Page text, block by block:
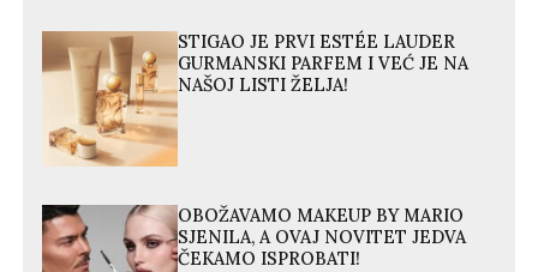
STIGAO JE PRVI ESTÉE LAUDER
GURMANSKI PARFEM I VEĆ JE NA
NAŠOJ LISTI ŽELJA!
OBOŽAVAMO MAKEUP BY MARIO
SJENILA, A OVAJ NOVITET JEDVA
ČEKAMO ISPROBATI!